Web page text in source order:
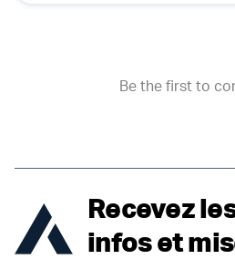
Recevez
infos et